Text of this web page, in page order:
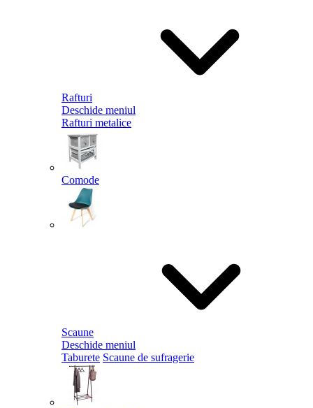
Rafturi
Deschide meniul
Rafturi metalice
Comode
Scaune
Deschide meniul
Taburete Scaune de sufragerie